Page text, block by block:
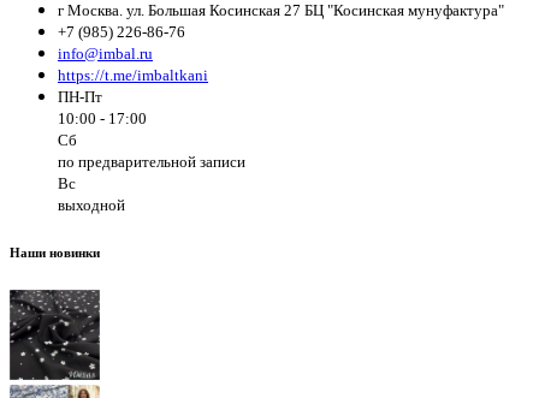
г Москва. ул. Большая Косинская 27 БЦ "Косинская мунуфактура"
+7 (985) 226-86-76
info@imbal.ru
https://t.me/imbaltkani
ПН-Пт
10:00 - 17:00
Сб
по предварительной записи
Вс
выходной
Наши новинки